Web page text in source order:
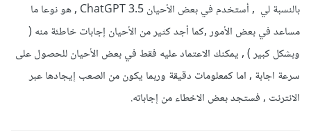
بالنسبة لي , أستخدم في بعض الأحيان ChatGPT 3.5 , هو نوعا ما
مساعد في بعض الأمور ,كما أجد كثير من الأحيان إجابات خاطئة منه (
وبشكل كبير ) , يمكنك الاعتماد عليه فقط في بعض الأحيان للحصول على
سرعة اجابة , اما كمعلومات دقيقة وربما يكون من الصعب إيجادها عبر
الانترنت , فستجد بعض الاخطاء من إجاباته.